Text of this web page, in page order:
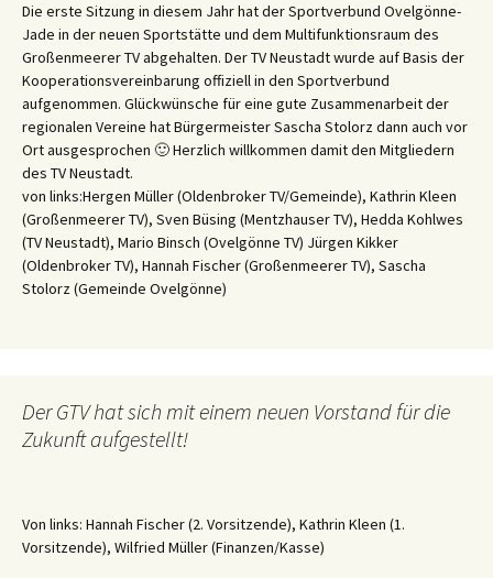
Die erste Sitzung in diesem Jahr hat der Sportverbund Ovelgönne-
Jade in der neuen Sportstätte und dem Multifunktionsraum des
Großenmeerer TV abgehalten. Der TV Neustadt wurde auf Basis der
Kooperationsvereinbarung offiziell in den Sportverbund
aufgenommen. Glückwünsche für eine gute Zusammenarbeit der
regionalen Vereine hat Bürgermeister Sascha Stolorz dann auch vor
Ort ausgesprochen 🙂 Herzlich willkommen damit den Mitgliedern
des TV Neustadt.
von links:Hergen Müller (Oldenbroker TV/Gemeinde), Kathrin Kleen
(Großenmeerer TV), Sven Büsing (Mentzhauser TV), Hedda Kohlwes
(TV Neustadt), Mario Binsch (Ovelgönne TV) Jürgen Kikker
(Oldenbroker TV), Hannah Fischer (Großenmeerer TV), Sascha
Stolorz (Gemeinde Ovelgönne)
Der GTV hat sich mit einem neuen Vorstand für die
Zukunft aufgestellt!
Von links: Hannah Fischer (2. Vorsitzende), Kathrin Kleen (1.
Vorsitzende), Wilfried Müller (Finanzen/Kasse)